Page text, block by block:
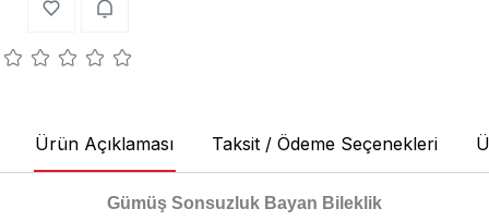
Ürün Açıklaması Taksit / Ödeme Seçenekleri
Gümüş Sonsuzluk Bayan Bileklik